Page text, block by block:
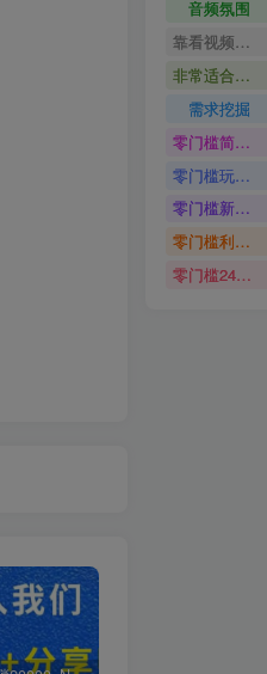
音频氛围
靠看视频就能在YouTube上賺到钱
非常适合小白快速上手
需求挖掘
零门槛简单易上手
零门槛玩转伙伴计划与精选独家单日稳定收益1k
零门槛新手快速入门闲鱼电商日赚百元新手必看教程
零门槛利用AI只需几分钟轻松做出带货短视频
零门槛24小时无人值守被动创收项目